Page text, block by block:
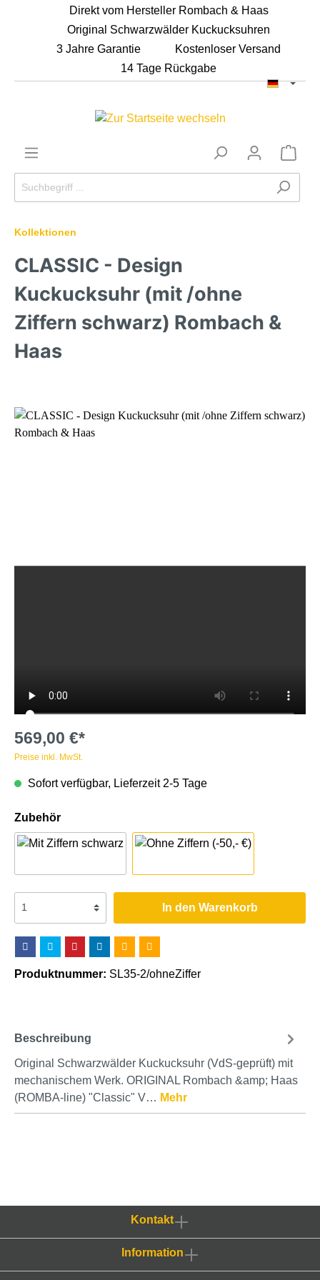
Direkt vom Hersteller Rombach & Haas
Original Schwarzwälder Kuckucksuhren
3 Jahre Garantie
Kostenloser Versand
14 Tage Rückgabe
Kollektionen
CLASSIC - Design
Kuckucksuhr (mit /ohne
Ziffern schwarz) Rombach &
Haas
569,00 €*
Preise inkl. MwSt.
Sofort verfügbar, Lieferzeit 2-5 Tage
Zubehör
In den Warenkorb
Produktnummer: SL35-2/ohneZiffer
Beschreibung
Original Schwarzwälder Kuckucksuhr (VdS-geprüft) mit
mechanischem Werk. ORIGINAL Rombach &amp; Haas
(ROMBA-line) "Classic" V… Mehr
Kontakt
Information